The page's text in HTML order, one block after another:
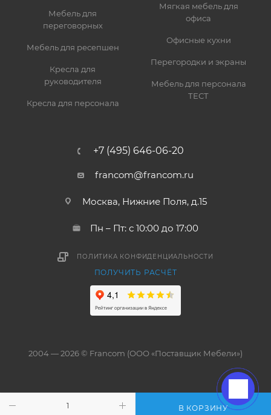
В КОРЗИНУ
Мебель для
переговорных
Мебель для ресепшен
Кресла для
руководителя
Кресла для персонала
Мягкая мебель для
офиса
Офисные кухни
Перегородки и экраны
Мебель для персонала
ТЕСТ
+7 (495) 646-06-20
francom@francom.ru
Москва, Нижние Поля, д.15
Пн – Пт: с 10:00 до 17:00
ПОЛИТИКА КОНФИДЕНЦИАЛЬНОСТИ
ПОЛУЧИТЬ РАСЧЁТ
2004 — 2026 © Francom (ООО «Поставщик Мебели»)